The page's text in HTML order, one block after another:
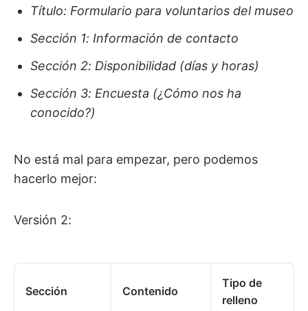
Título: Formulario para voluntarios del museo
Sección 1: Información de contacto
Sección 2: Disponibilidad (días y horas)
Sección 3: Encuesta (¿Cómo nos ha
conocido?)
No está mal para empezar, pero podemos
hacerlo mejor:
Versión 2:
Sección Contenido
Tipo de
relleno